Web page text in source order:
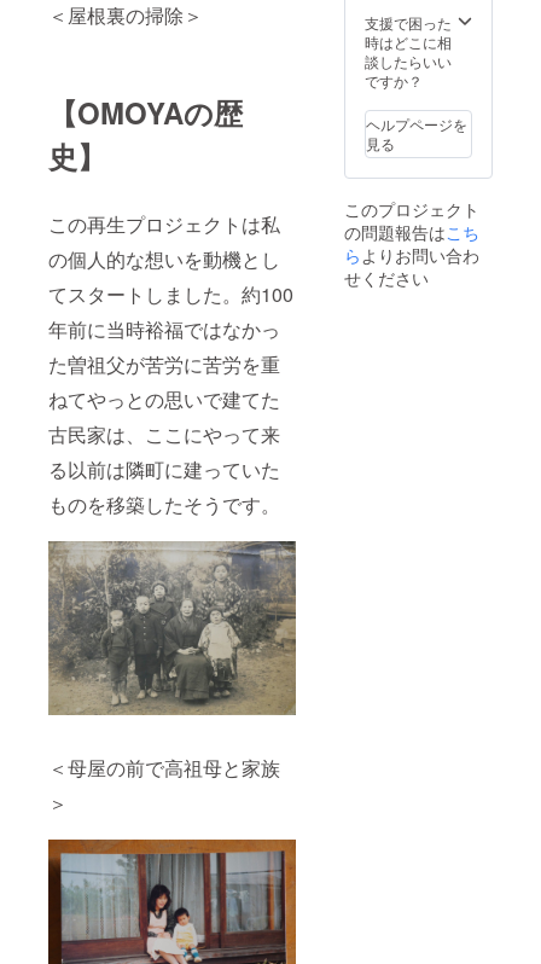
＜屋根裏の掃除＞
【OMOYAの歴
史】
この再生プロジェクトは私
の個人的な想いを動機とし
てスタートしました。約100
年前に当時裕福ではなかっ
た曽祖父が苦労に苦労を重
ねてやっとの思いで建てた
古民家は、ここにやって来
る以前は隣町に建っていた
ものを移築したそうです。
＜母屋の前で高祖母と家族
＞
支援で困った
時はどこに相
談したらいい
ですか？
ヘルプページを
見る
このプロジェクト
の問題報告はこち
らよりお問い合わ
せください